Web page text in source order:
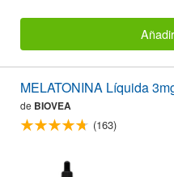
MELATONINA Líquida
de BIOVEA
(163)